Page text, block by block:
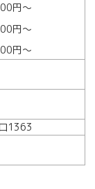
円〜
円〜
円〜
1363